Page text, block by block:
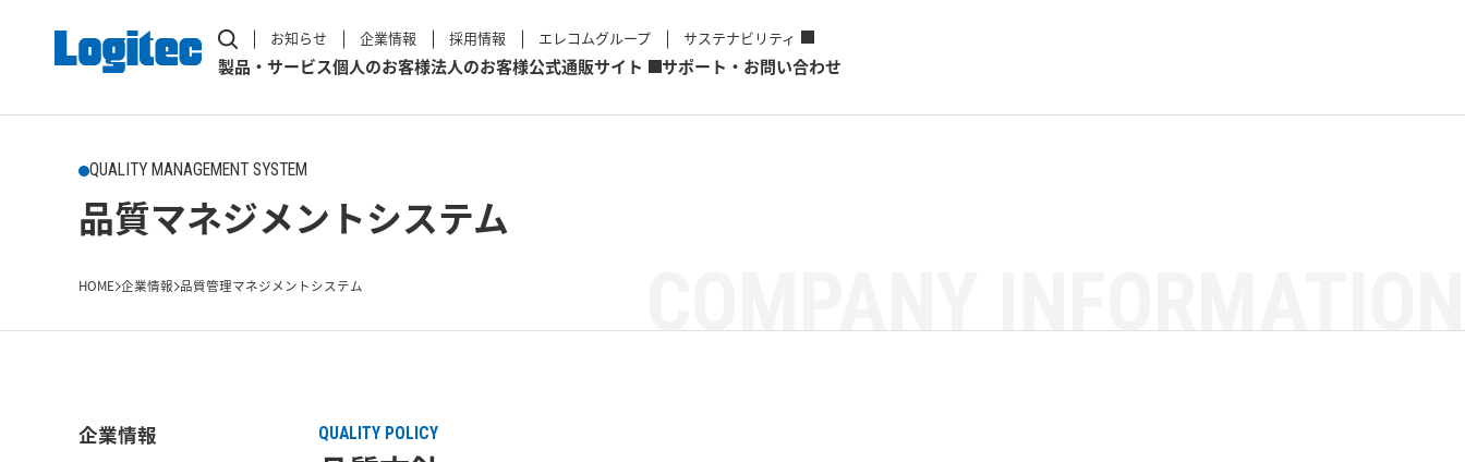
お知らせ 企業情報 採用情報 エレコムグループ サステナビリティ
製品・サービス個人のお客様法人のお客様公式通販サイト サポート・お問い合わせ
QUALITY MANAGEMENT SYSTEM
品質マネジメントシステム
HOME 企業情報 品質管理マネジメントシステム
QUALITY POLICY
企業情報